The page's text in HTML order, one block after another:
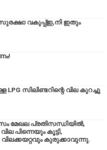
വകുപ്പ്ഇ,നി ഇതും
സിലിണ്ടറിന്റെ വില കുറച്ചു
മേഖല പ്രതിസന്ധിയിൽ,
പിന്നെയും കൂട്ടി,
കുരുക്കാവുന്നു.